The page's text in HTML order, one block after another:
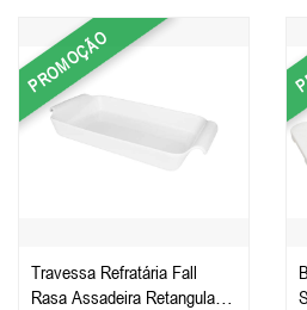
PROMOÇÃO
Travessa Refratária Fall
Rasa Assadeira Retangular